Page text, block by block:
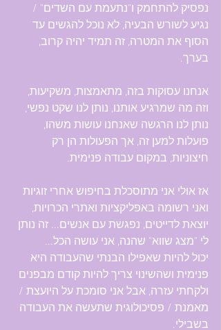
נפסיק להתחמק ו"נתעמת עם השדים" /
נגיע לשורש הבעיה, לא נוכל להגשים עד
הסוף את המטרה, זה תמיד יהיה קרוב,
בערך.
אנחנו עסוקות בזה, מתאמצות, משקיעות,
וזה מה שמרגיע אותנו, נותן לנו שקט נפשי,
נותן לנו הרגשה שאנחנו עושות משהו,
פועלות למען זה, אך הפעולות הן רק
חיצוניות, במקום עבודה פנימית.
אז אולי אני מתוסכלת בחיפוש אחרי זוגיות
ואני רשומה באפליקציות ואתרי הכרויות,
יוצאת לדייטים, נפגשת עם אנשים... זה נותן
לי "מצג שווא" שהנה, אני עושה הכל...
יכול להיות שאפילו הבנתי שהעבודה היא
פנימית ושהשינוי צריך להיות קודם מבפנים
ולקחתי עזרה, אבל אני סומכת על היועצת /
מאמנת / פסיכולוגית שתעשה את העבודה
בשבילי.